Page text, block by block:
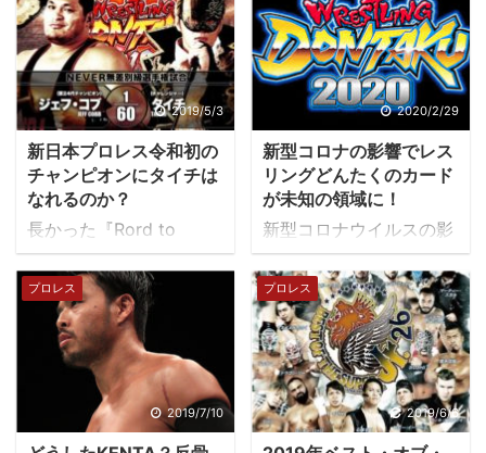
2019/5/3
新日本プロレス令和初の
チャンピオンにタイチは
なれるのか？
長かった『Rord to
Dontaku』も最終の福岡
国際センター2連戦を残
すところまで来た。 そし
て、「令和」初のタイト
ルマッチとなる「NEVER
無差別級選手権」ジェ
フ・コブvsタイチの一戦
が行われます。 ジェフ・
2020/2/29
新型コロナの影響でレス
リングどんたくのカード
が未知の領域に！
新型コロナウイルスの影
響で新日本プロレスが中
止を発表した「旗揚げ記
念日」「NEW JAPAN
CUP」~3月15日大会ま
で。 旗揚げ記念日では現
二冠王者の内藤哲也と現
IWGPジュニアヘビーチ
ャンピオンの髙橋ヒロム
プロレス
2019/7/10
プロレス
2019/6/6